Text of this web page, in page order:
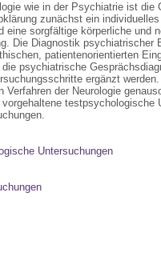
wie in der Psychiatrie ist die
zunächst ein
eine sorgfältige körperliche und
Die Diagnostik psychiatrischer
patientenorientierten
psychiatrische
ergänzt
Verfahren der Neurologie
testpsychologische
Untersuchungen